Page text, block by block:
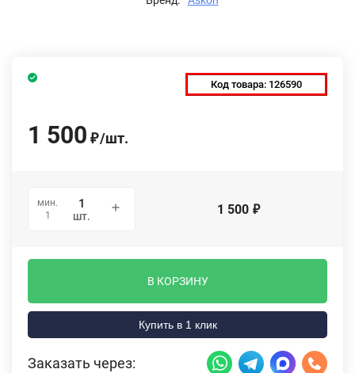
Код товара: 126590
1 500 ₽/шт.
мин.
1
шт. 1 500 ₽
В КОРЗИНУ
Купить в 1 клик
Заказать через: